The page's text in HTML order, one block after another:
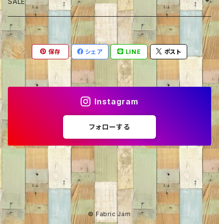
カーディガン
シャツ・ブラウス
ニット・セーター
トレーナー
パーカー
サメ
くま
ねこ
ライオン
パンダ
うし
70％OFF
60％OFF
50％OFF
30％OFF
35%OFF
20％OFF
保存 シェア LINE ポスト
Instagram
フォローする
© Fabric Jam